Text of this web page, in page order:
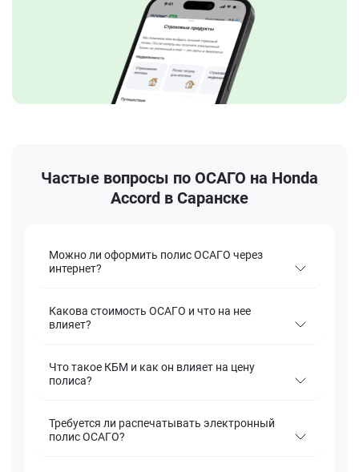
Частые вопросы по ОСАГО на Honda
Accord в Саранске
Можно ли оформить полис ОСАГО через
интернет?
Какова стоимость ОСАГО и что на нее
влияет?
Что такое КБМ и как он влияет на цену
полиса?
Требуется ли распечатывать электронный
полис ОСАГО?